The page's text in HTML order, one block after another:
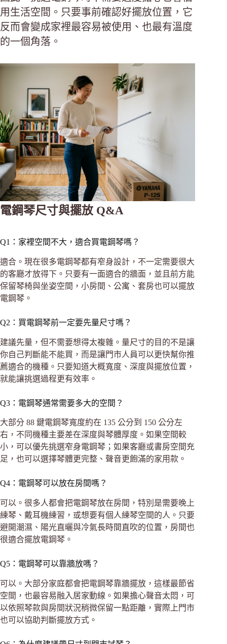
用生活空間。只要事前確認好擺放位置，它
反而會變成家裡最容易被使用、也最有溫度
的一個角落。
電鋼琴尺寸與擺放 Q&A
Q1：家裡空間不大，適合買電鋼琴嗎？
適合。現在很多電鋼琴都有窄身設計，不一定需要很大
的客廳才放得下。只要有一面適合的牆面，並且前方能
保留琴椅與坐姿空間，小房間、公寓、套房也可以擺放
電鋼琴。
Q2：買電鋼琴前一定要先量尺寸嗎？
建議先量，但不需要想得太複雜。量尺寸的目的不是讓
你自己判斷能不能買，而是讓門市人員可以更快幫你推
薦適合的機種。只要知道大概寬度、深度與擺放位置，
就能讓挑選過程更有效率。
Q3：電鋼琴通常需要多大的空間？
大部分 88 鍵電鋼琴寬度約在 135 公分到 150 公分左
右，不同機種主要差在深度與琴體厚度。如果空間較
小，可以優先挑選窄身電鋼琴；如果客廳或書房空間充
足，也可以選擇琴體更完整、聲音更飽滿的家用款。
Q4：電鋼琴可以放在房間嗎？
可以。很多人都會把電鋼琴放在房間，特別是需要晚上
練琴、戴耳機練習，或想要有個人練琴空間的人。只要
避開潮濕、陽光直曬與冷氣長時間直吹的位置，房間也
很適合擺放電鋼琴。
Q5：電鋼琴可以靠牆放嗎？
可以。大部分家庭都會把電鋼琴靠牆擺放，這樣最節省
空間，也最容易融入居家動線。如果擔心聲音太悶，可
以依照琴款與房間狀況稍微保留一點距離，實際上門市
也可以協助判斷擺放方式。